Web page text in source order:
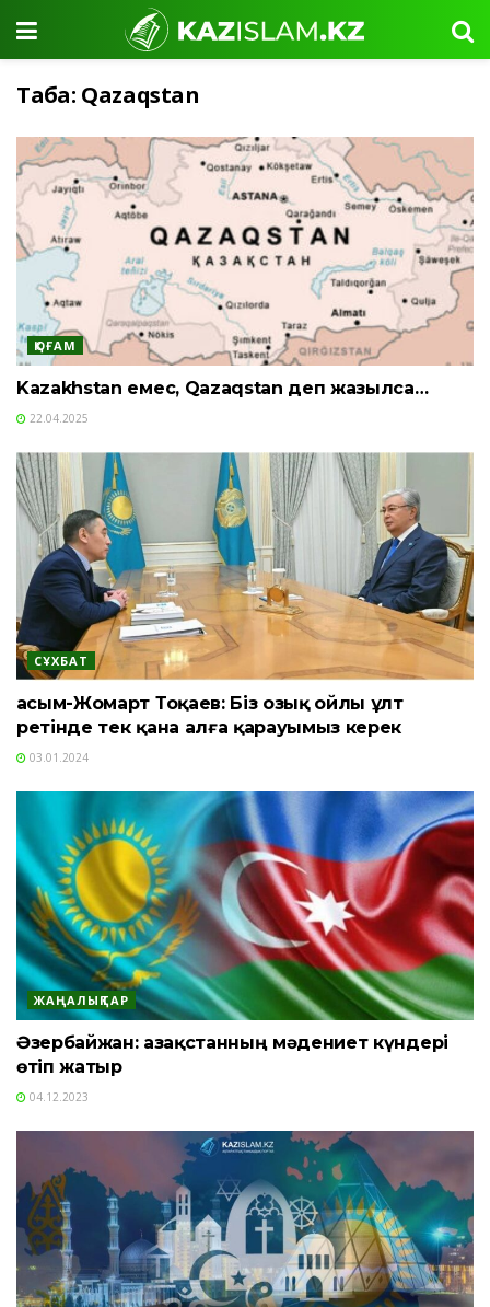
Таңба: Qazaqstan
ҚОҒАМ
Kazakhstan емес, Qazaqstan деп жазылса…
22.04.2025
СҰХБАТ
Қасым-Жомарт Тоқаев: Біз озық ойлы ұлт
ретінде тек қана алға қарауымыз керек
03.01.2024
ЖАҢАЛЫҚТАР
Әзербайжан: Қазақстанның мәдениет күндері
өтіп жатыр
04.12.2023